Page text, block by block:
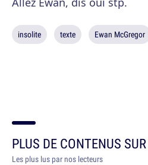
insolite texte Ewan McGregor
PLUS DE CONTENUS SUR
Les plus lus par nos lecteurs